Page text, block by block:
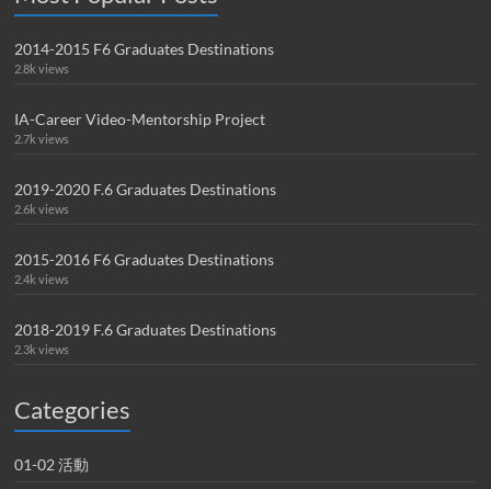
2014-2015 F6 Graduates Destinations
2.8k views
IA-Career Video-Mentorship Project
2.7k views
2019-2020 F.6 Graduates Destinations
2.6k views
2015-2016 F6 Graduates Destinations
2.4k views
2018-2019 F.6 Graduates Destinations
2.3k views
Categories
01-02 活動